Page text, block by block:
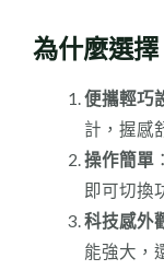
為什麼選
便攜輕巧
計，握感
操作簡單
即可切換
科技感外
能強大，